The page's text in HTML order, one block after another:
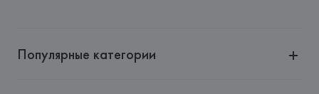
Популярные категории